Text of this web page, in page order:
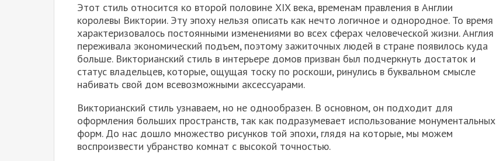
Этот стиль относится ко второй половине XIX века, временам правления в Англии
королевы Виктории. Эту эпоху нельзя описать как нечто логичное и однородное. То время
характеризовалось постоянными изменениями во всех сферах человеческой жизни. Англия
переживала экономический подъем, поэтому зажиточных людей в стране появилось куда
больше. Викторианский стиль в интерьере домов призван был подчеркнуть достаток и
статус владельцев, которые, ощущая тоску по роскоши, ринулись в буквальном смысле
набивать свой дом всевозможными аксессуарами.
Викторианский стиль узнаваем, но не однообразен. В основном, он подходит для
оформления больших пространств, так как подразумевает использование монументальных
форм. До нас дошло множество рисунков той эпохи, глядя на которые, мы можем
воспроизвести убранство комнат с высокой точностью.